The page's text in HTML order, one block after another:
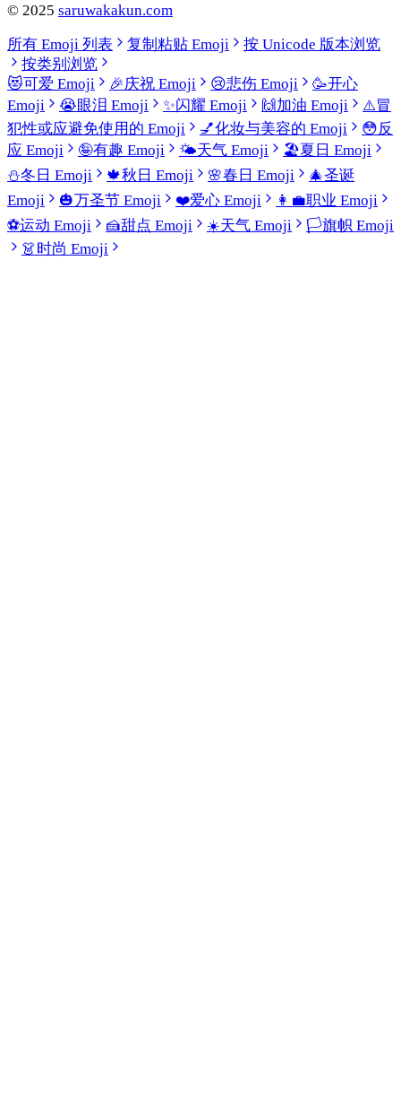
© 2025 saruwakakun.com
所有 Emoji 列表
复制粘贴 Emoji
按 Unicode 版本浏览
按类别浏览
😻可爱 Emoji 🎉庆祝 Emoji 😢悲伤 Emoji 🥳开心
Emoji
😭眼泪 Emoji ✨闪耀 Emoji 🙌加油 Emoji ⚠️冒
犯性或应避免使用的 Emoji
💅化妆与美容的 Emoji 😳反
应 Emoji
🤪有趣 Emoji 🌤️天气 Emoji 🏖️夏日 Emoji
⛄冬日 Emoji 🍁秋日 Emoji 🌸春日 Emoji 🎄圣诞
Emoji
🎃万圣节 Emoji ❤️爱心 Emoji 👩‍💼职业 Emoji
⚽运动 Emoji 🍰甜点 Emoji ☀️天气 Emoji 🏳️旗帜 Emoji
👗时尚 Emoji